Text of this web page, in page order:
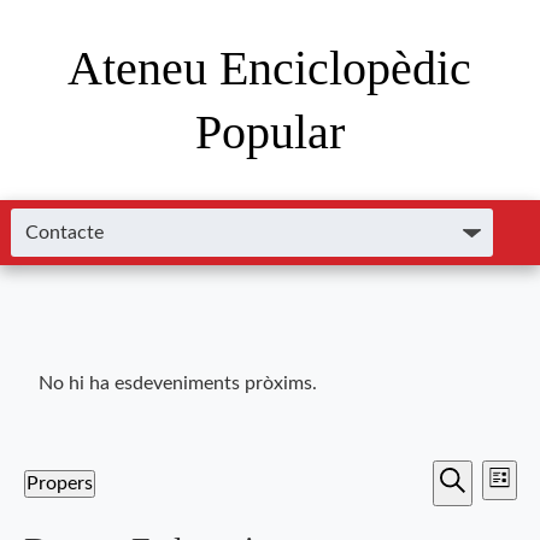
Ateneu Enciclopèdic
Popular
No hi ha esdeveniments pròxims.
Cerca de
Llista
Propers